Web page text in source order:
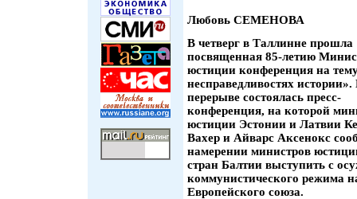
Любовь СЕМЕНОВА
В четверг в Таллинне прошла
посвященная 85-летию
юстиции конференция на
несправедливостях истории».
перерыве состоялась пресс-
конференция, на которой
юстиции Эстонии и Латвии
Вахер и Айварс Аксенокс
намерении министров
стран Балтии выступить с
коммунистического режима
Европейского союза.